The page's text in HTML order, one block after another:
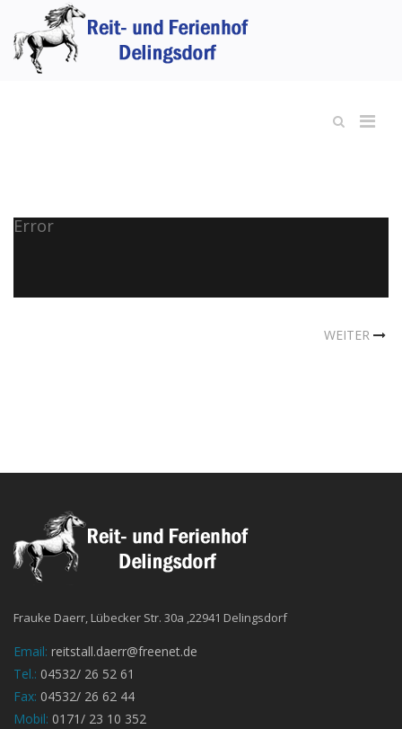
Error
WEITER
Frauke Daerr, Lübecker Str. 30a ,22941 Delingsdorf
Email: reitstall.daerr@freenet.de
Tel.: 04532/ 26 52 61
Fax: 04532/ 26 62 44
Mobil: 0171/ 23 10 352